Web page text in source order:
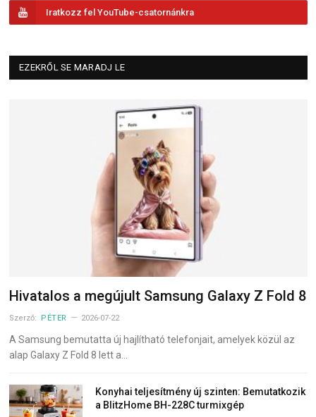
Iratkozz fel YouTube-csatornánkra
EZEKRŐL SE MARADJ LE
Hivatalos a megújult Samsung Galaxy Z Fold 8
Szerző: PÉTER 2026-07-22
A Samsung bemutatta új hajlítható telefonjait, amelyek közül az
alap Galaxy Z Fold 8 lett a…
Konyhai teljesítmény új szinten: Bemutatkozik
a BlitzHome BH-228C turmixgép